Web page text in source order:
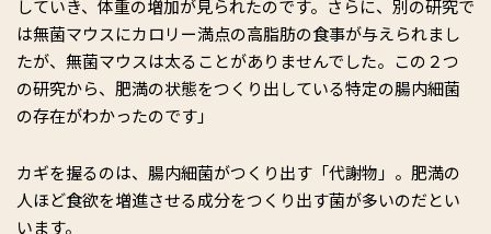
していき、体重の増加が見られたのです。さらに、別の研究で
は無菌マウスにカロリー満点の高脂肪の食事が与えられまし
たが、無菌マウスは太ることがありませんでした。この２つ
の研究から、肥満の状態をつくり出している特定の腸内細菌
の存在がわかったのです」
カギを握るのは、腸内細菌がつくり出す「代謝物」。肥満の
人ほど食欲を増進させる成分をつくり出す菌が多いのだとい
います。